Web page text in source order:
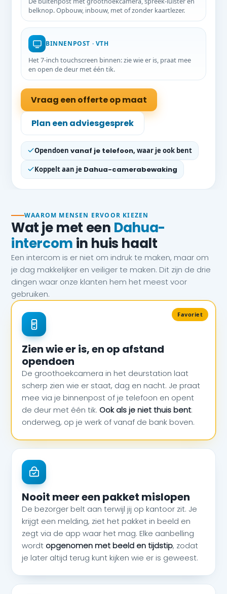
belknop. Opbouw, inbouw, met of zonder kaartlezer.
BINNENPOST · VTH
Het 7-inch touchscreen binnen: zie wie er is, praat mee
en open de deur met één tik.
Vraag een offerte op maat
Plan een adviesgesprek
Opendoen vanaf je telefoon, waar je ook bent
Koppelt aan je Dahua-camerabewaking
WAAROM MENSEN ERVOOR KIEZEN
Wat je met een Dahua-
intercom in huis haalt
Een intercom is er niet om indruk te maken, maar om
je dag makkelijker en veiliger te maken. Dit zijn de drie
dingen waar onze klanten hem het meest voor
gebruiken.
Favoriet
Zien wie er is, en op afstand
opendoen
De groothoekcamera in het deurstation laat
scherp zien wie er staat, dag en nacht. Je praat
mee via je binnenpost of je telefoon en opent
de deur met één tik. Ook als je niet thuis bent:
onderweg, op je werk of vanaf de bank boven.
Nooit meer een pakket mislopen
De bezorger belt aan terwijl jij op kantoor zit. Je
krijgt een melding, ziet het pakket in beeld en
zegt via de app waar het mag. Elke aanbelling
wordt opgenomen met beeld en tijdstip, zodat
je later altijd terug kunt kijken wie er is geweest.